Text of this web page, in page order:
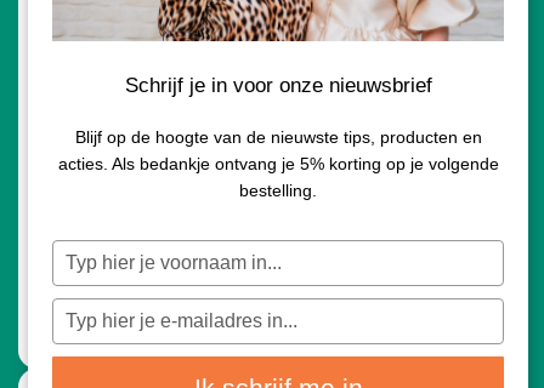
Schrijf je in voor onze nieuwsbrief
Blijf op de hoogte van de nieuwste tips, producten en
acties. Als bedankje ontvang je 5% korting op je volgende
bestelling.
Typ
naam
in
Typ
e-
mailadres